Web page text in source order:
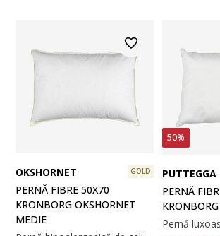
OKSHORNET GOLD
PERNĂ FIBRE 50X70
KRONBORG OKSHORNET
MEDIE
50%
PUTTEGGA
PERNĂ